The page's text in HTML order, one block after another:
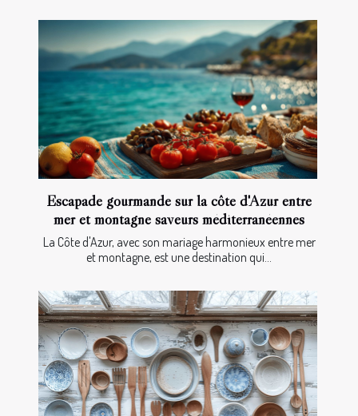
Escapade gourmande sur la côte d'Azur entre
mer et montagne saveurs méditerranéennes
La Côte d'Azur, avec son mariage harmonieux entre mer
et montagne, est une destination qui...